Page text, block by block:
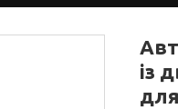
із